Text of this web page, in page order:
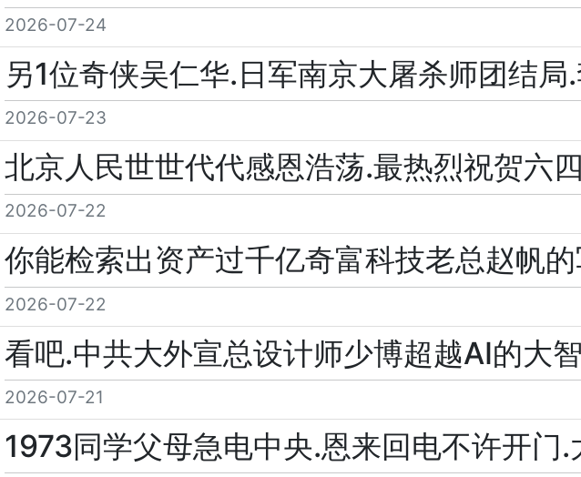
2026-07-24
另1位奇侠吴仁华.日军南京大屠杀师团结局
2026-07-23
北京人民世世代代感恩浩荡.最热烈祝贺六
2026-07-22
你能检索出资产过千亿奇富科技老总赵帆
2026-07-22
看吧.中共大外宣总设计师少博超越AI的大
2026-07-21
1973同学父母急电中央.恩来回电不许开门